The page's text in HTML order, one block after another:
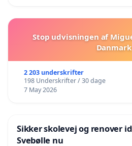
Stop udvisningen af
Danmark
2 203 underskrifter
198 Underskrifter / 30 dage
7 May 2026
Sikker skolevej og renover
Svebølle nu